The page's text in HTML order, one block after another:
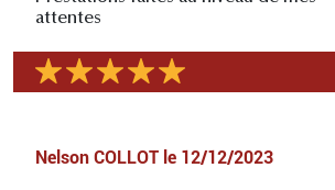
attentes
Nelson COLLOT le 12/12/2023